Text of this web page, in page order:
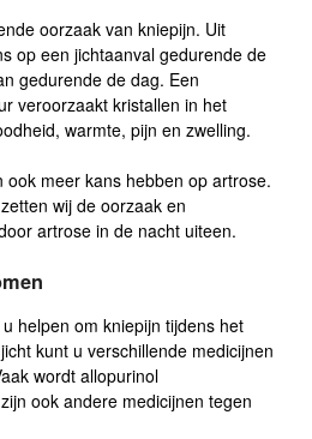
oorzaak van kniepijn. Uit
op een jichtaanval gedurende de
gedurende de dag. Een
veroorzaakt kristallen in het
warmte, pijn en zwelling.
ook meer kans hebben op artrose.
wij de oorzaak en
artrose in de nacht uiteen.
helpen om kniepijn tijdens het
kunt u verschillende medicijnen
wordt allopurinol
ook andere medicijnen tegen